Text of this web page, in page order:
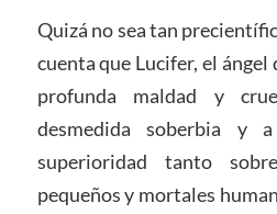
Quizá no sea tan
cuenta que Lucifer, el ángel
profunda maldad y
desmedida soberbia y
superioridad tanto
pequeños y mortales